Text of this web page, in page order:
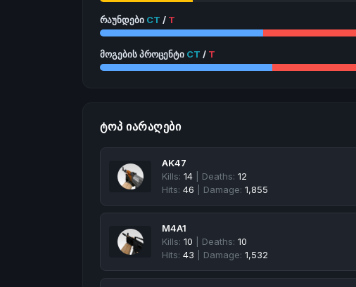
რაუნდები CT / T
მოგების პროცენტი CT / T
ᲢᲝᲞ ᲘᲐᲠᲐᲦᲔᲑᲘ
AK47
Kills: 14 | Deaths: 12
Hits: 46 | Damage: 1,855
M4A1
Kills: 10 | Deaths: 10
Hits: 43 | Damage: 1,532